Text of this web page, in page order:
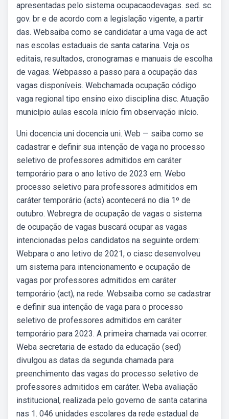
apresentadas pelo sistema ocupacaodevagas. sed. sc.
gov. br e de acordo com a legislação vigente, a partir
das. Websaiba como se candidatar a uma vaga de act
nas escolas estaduais de santa catarina. Veja os
editais, resultados, cronogramas e manuais de escolha
de vagas. Webpasso a passo para a ocupação das
vagas disponíveis. Webchamada ocupação código
vaga regional tipo ensino eixo disciplina disc. Atuação
município aulas escola início fim observação início.
Uni docencia uni docencia uni. Web — saiba como se
cadastrar e definir sua intenção de vaga no processo
seletivo de professores admitidos em caráter
temporário para o ano letivo de 2023 em. Webo
processo seletivo para professores admitidos em
caráter temporário (acts) acontecerá no dia 1º de
outubro. Webregra de ocupação de vagas o sistema
de ocupação de vagas buscará ocupar as vagas
intencionadas pelos candidatos na seguinte ordem:
Webpara o ano letivo de 2021, o ciasc desenvolveu
um sistema para intencionamento e ocupação de
vagas por professores admitidos em caráter
temporário (act), na rede. Websaiba como se cadastrar
e definir sua intenção de vaga para o processo
seletivo de professores admitidos em caráter
temporário para 2023. A primeira chamada vai ocorrer.
Weba secretaria de estado da educação (sed)
divulgou as datas da segunda chamada para
preenchimento das vagas do processo seletivo de
professores admitidos em caráter. Weba avaliação
institucional, realizada pelo governo de santa catarina
nas 1. 046 unidades escolares da rede estadual de